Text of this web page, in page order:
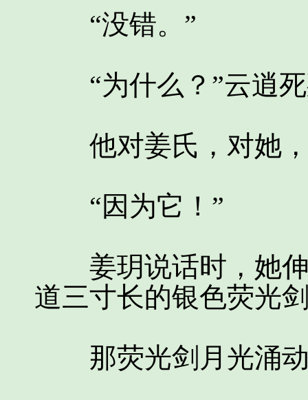
“没错。”
“为什么？”云逍死
他对姜氏，对她，
“因为它！”
姜玥说话时，她伸
道三寸长的银色荧光
那荧光剑月光涌动